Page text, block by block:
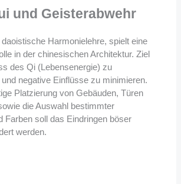
und Geisterabwehr
Harmonielehre, spielt eine
in der chinesischen Architektur. Ziel
des Qi (Lebensenergie) zu
negative Einflüsse zu minimieren.
Platzierung von Gebäuden, Türen
die Auswahl bestimmter
Farben soll das Eindringen böser
werden.